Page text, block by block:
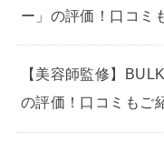
ー」の評価！口コミ
【美容師監修】
の評価！口コミもご